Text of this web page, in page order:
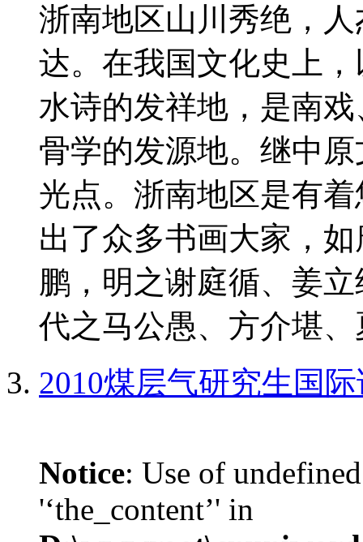
浙南地区山川秀绝，
达。在我国文化史上
水诗的发祥地，是南
骨学的发源地。继中
光点。浙南地区是有
出了众多书画大家，
鹏，明之谢庭循、姜
代之马公愚、方介堪
2010煤层气研究生国
Notice: Use of
'‘the_content’' in